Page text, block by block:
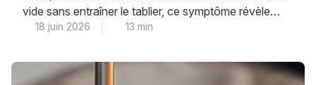
vide sans entraîner le tablier, ce symptôme révèle
généralement un problème au niveau du treuil ou des
panne courante nécessite un diagnostic méthodique
pour identifier précisément l’origine du
18 juin 2026 13 min